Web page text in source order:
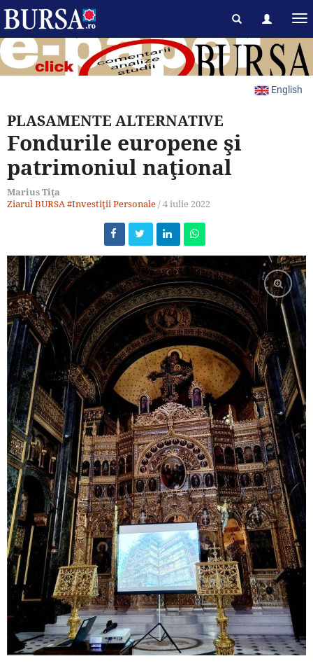
English
PLASAMENTE ALTERNATIVE
Fondurile europene şi
patrimoniul naţional
Marius Tiţa
Ziarul BURSA#Investiţii Personale/4 iulie 2022